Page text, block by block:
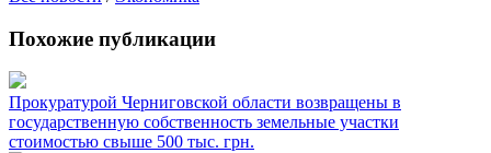
Похожие публикации
Прокуратурой Черниговской области возвращены в
государственную собственность земельные участки
стоимостью свыше 500 тыс. грн.